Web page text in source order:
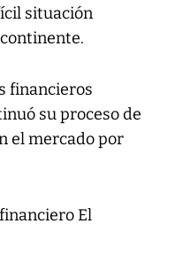
situación
financieros
su proceso de
el mercado por
El